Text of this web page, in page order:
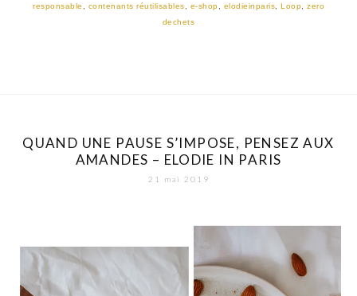
responsable
contenants réutilisables e-shop elodieinparis Loop
zero
dechets
QUAND UNE PAUSE S’IMPOSE, PENSEZ AUX
AMANDES – ELODIE IN PARIS
21 mai 2019